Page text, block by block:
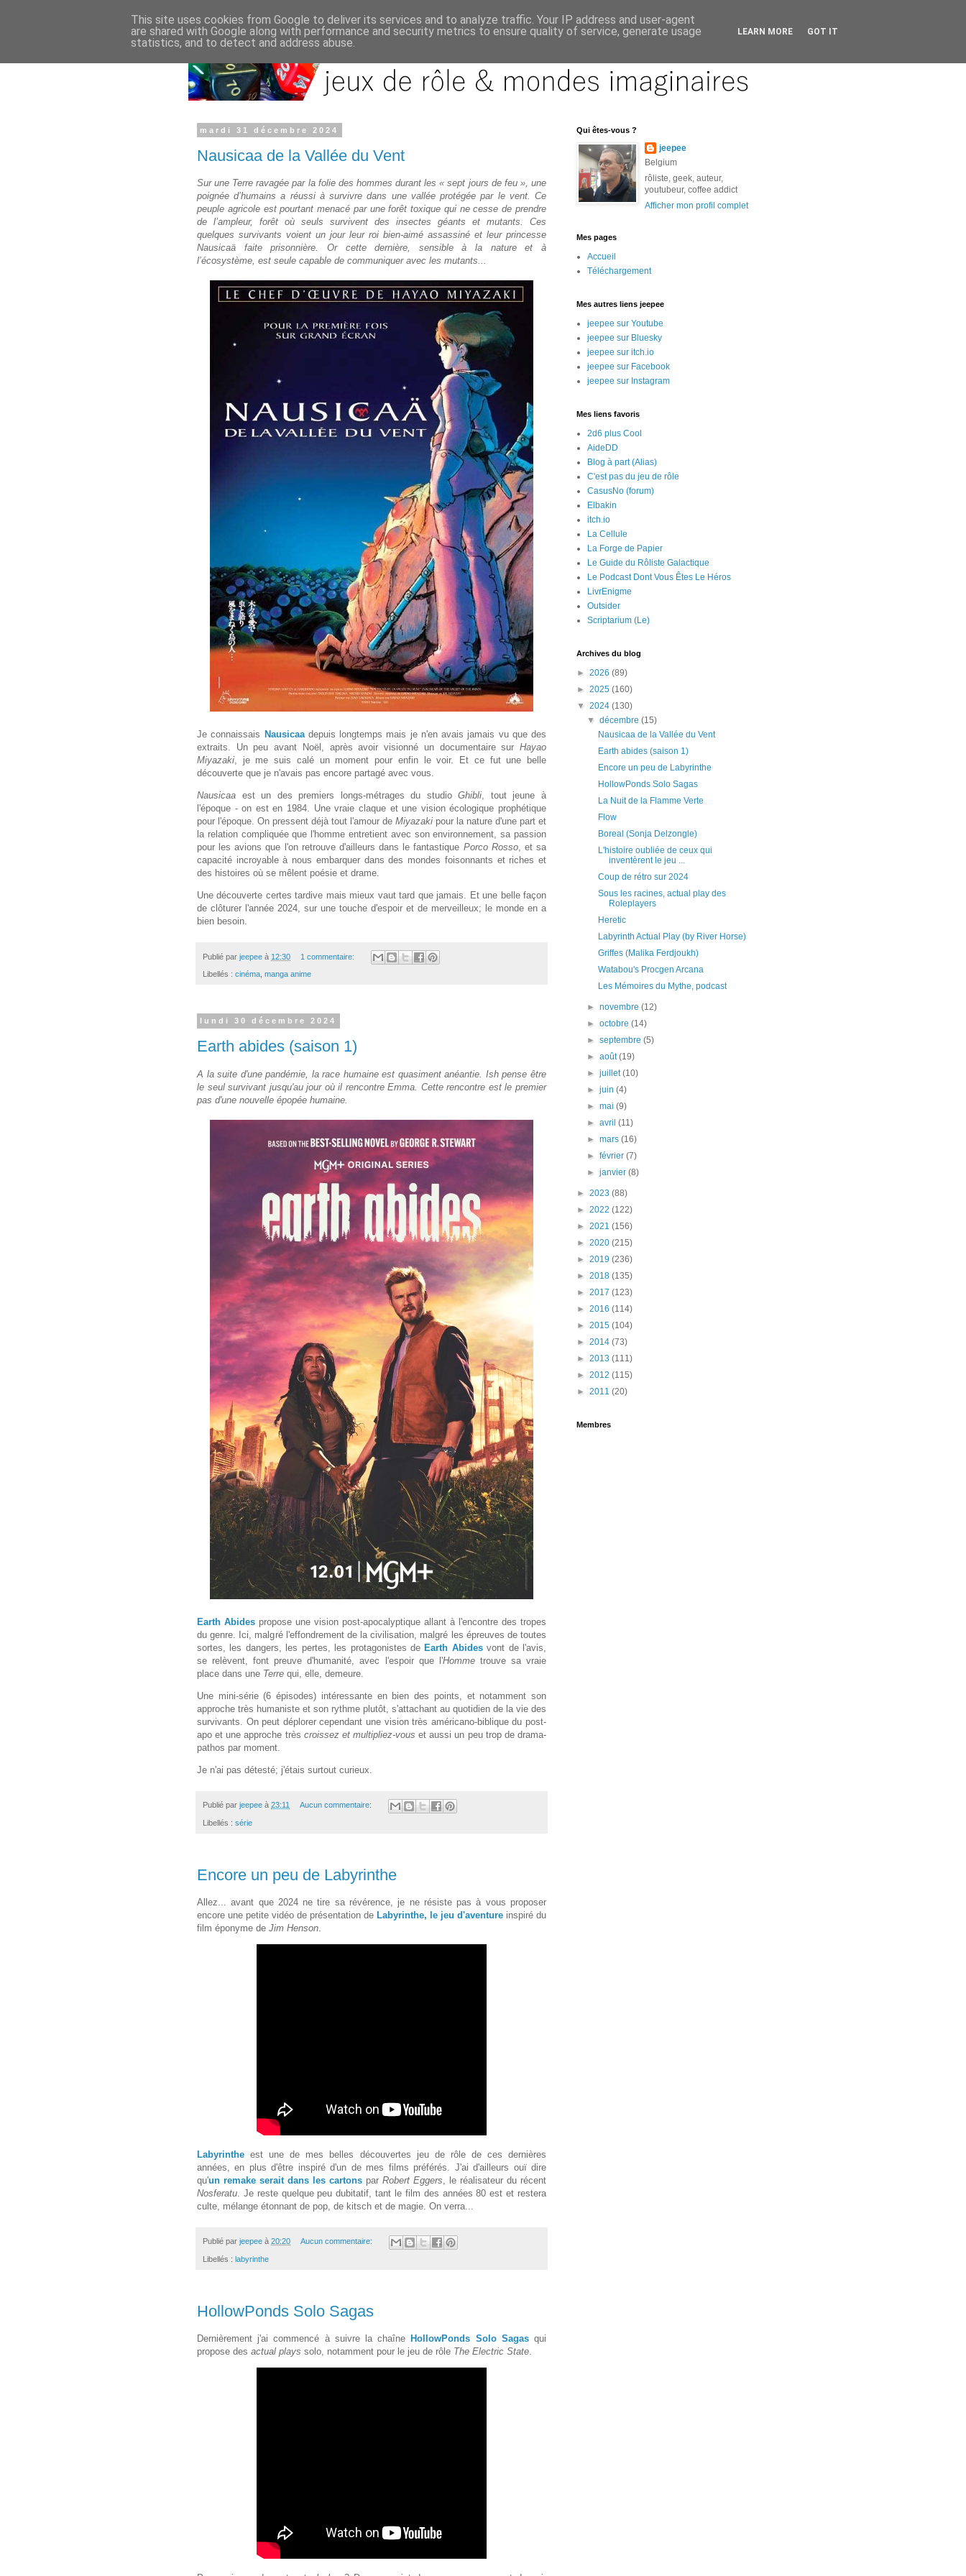
mardi 31 décembre 2024
Nausicaa de la Vallée du Vent
Sur une Terre ravagée par la folie des hommes durant les « sept jours de feu », une
poignée d’humains a réussi à survivre dans une vallée protégée par le vent. Ce
peuple agricole est pourtant menacé par une forêt toxique qui ne cesse de prendre
de l’ampleur, forêt où seuls survivent des insectes géants et mutants. Ces
quelques survivants voient un jour leur roi bien-aimé assassiné et leur princesse
Nausicaä faite prisonnière. Or cette dernière, sensible à la nature et à
l’écosystème, est seule capable de communiquer avec les mutants...
Je connaissais Nausicaa depuis longtemps mais je n'en avais jamais vu que des
extraits. Un peu avant Noël, après avoir visionné un documentaire sur Hayao
Miyazaki, je me suis calé un moment pour enfin le voir. Et ce fut une belle
découverte que je n'avais pas encore partagé avec vous.
Nausicaa est un des premiers longs-métrages du studioGhibli, tout jeune à
l'époque - on est en 1984. Une vraie claque et une vision écologique prophétique
pour l'époque. On pressent déjà tout l'amour de Miyazaki pour la nature d'une part et
la relation compliquée que l'homme entretient avec son environnement, sa passion
pour les avions que l'on retrouve d'ailleurs dans le fantastique Porco Rosso, et sa
capacité incroyable à nous embarquer dans des mondes foisonnants et riches et
des histoires où se mêlent poésie et drame.
Une découverte certes tardive mais mieux vaut tard que jamais. Et une belle façon
de clôturer l'année 2024, sur une touche d'espoir et de merveilleux; le monde en a
bien besoin.
Publié par jeepee à 12:30 1 commentaire:
Libellés : cinéma manga anime
lundi 30 décembre 2024
Earth abides (saison 1)
A la suite d'une pandémie, la race humaine est quasiment anéantie. Ish pense être
le seul survivant jusqu'au jour où il rencontre Emma. Cette rencontre est le premier
pas d'une nouvelle épopée humaine.
Earth Abides propose une vision post-apocalyptique allant à l'encontre des tropes
du genre. Ici, malgré l'effondrement de la civilisation, malgré les épreuves de toutes
sortes, les dangers, les pertes, les protagonistes de Earth Abidesvont de l'avis,
se relèvent, font preuve d'humanité, avec l'espoir que l'Hommetrouve sa vraie
place dans une Terre qui, elle, demeure.
Une mini-série (6 épisodes) intéressante en bien des points, et notamment son
approche très humaniste et son rythme plutôt, s'attachant au quotidien de la vie des
survivants. On peut déplorer cependant une vision très américano-biblique du post-
apo et une approche très croissez et multipliez-vous et aussi un peu trop de drama-
pathos par moment.
Je n'ai pas détesté; j'étais surtout curieux.
Publié par jeepee à 23:11 Aucun commentaire:
Libellés : série
Encore un peu de Labyrinthe
Allez... avant que 2024 ne tire sa révérence, je ne résiste pas à vous proposer
encore une petite vidéo de présentation de Labyrinthe, le jeu d'aventure inspiré du
film éponyme de Jim Henson
Labyrinthe est une de mes belles découvertes jeu de rôle de ces dernières
années, en plus d'être inspiré d'un de mes films préférés. J'ai d'ailleurs ouï dire
qu'un remake serait dans les cartons par Robert Eggers, le réalisateur du récent
Nosferatu. Je reste quelque peu dubitatif, tant le film des années 80 est et restera
culte, mélange étonnant de pop, de kitsch et de magie. On verra...
Publié par jeepee à 20:20 Aucun commentaire:
Libellés : labyrinthe
HollowPonds Solo Sagas
Dernièrement j'ai commencé à suivre la chaîne HollowPonds Solo Sagasqui
propose des actual plays solo, notamment pour le jeu de rôle The Electric State
Qui êtes-vous ?
jeepee
Belgium
rôliste, geek, auteur,
youtubeur, coffee addict
Afficher mon profil complet
Mes pages
Accueil
Téléchargement
Mes autres liens jeepee
jeepee sur Youtube
jeepee sur Bluesky
jeepee sur itch.io
jeepee sur Facebook
jeepee sur Instagram
Mes liens favoris
2d6 plus Cool
AideDD
Blog à part (Alias)
C'est pas du jeu de rôle
CasusNo (forum)
Elbakin
itch.io
La Cellule
La Forge de Papier
Le Guide du Rôliste Galactique
Le Podcast Dont Vous Êtes Le Héros
LivrEnigme
Outsider
Scriptarium (Le)
Archives du blog
► 2026 (89)
► 2025 (160)
▼ 2024 (130)
▼décembre(15)
Nausicaa de la Vallée du Vent
Earth abides (saison 1)
Encore un peu de Labyrinthe
HollowPonds Solo Sagas
La Nuit de la Flamme Verte
Flow
Boreal (Sonja Delzongle)
L'histoire oubliée de ceux qui
inventèrent le jeu ...
Coup de rétro sur 2024
Sous les racines, actual play des
Roleplayers
Heretic
Labyrinth Actual Play (by River Horse)
Griffes (Malika Ferdjoukh)
Watabou's Procgen Arcana
Les Mémoires du Mythe, podcast
►novembre(12)
►octobre(14)
►septembre(5)
►août(19)
►juillet(10)
►juin(4)
►mai(9)
►avril(11)
►mars(16)
►février(7)
►janvier(8)
► 2023 (88)
► 2022 (122)
► 2021 (156)
► 2020 (215)
► 2019 (236)
► 2018 (135)
► 2017 (123)
► 2016 (114)
► 2015 (104)
► 2014 (73)
► 2013 (111)
► 2012 (115)
► 2011 (20)
Membres
This site uses cookies from Google to deliver its services and to analyze traffic. Your IP address and user-agent
are shared with Google along with performance and security metrics to ensure quality of service, generate usage
statistics, and to detect and address abuse.
LEARN MORE GOT IT